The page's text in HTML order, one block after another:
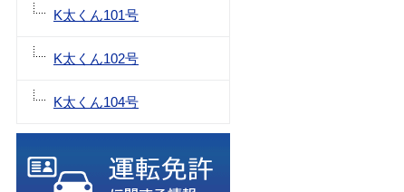
K太くん101号
K太くん102号
K太くん104号